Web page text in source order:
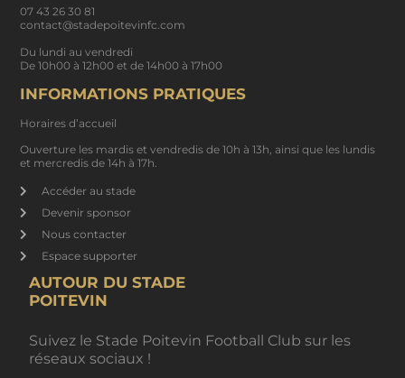
07 43 26 30 81
contact@stadepoitevinfc.com
Du lundi au vendredi
De 10h00 à 12h00 et de 14h00 à 17h00
INFORMATIONS PRATIQUES
Horaires d’accueil
Ouverture les mardis et vendredis de 10h à 13h, ainsi que les lundis
et mercredis de 14h à 17h.
Accéder au stade
Devenir sponsor
Nous contacter
Espace supporter
AUTOUR DU STADE
POITEVIN
Suivez le Stade Poitevin Football Club sur les
réseaux sociaux !